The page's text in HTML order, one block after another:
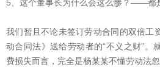
5、这个董事长为什么会这么惨？——都
我们暂且不论未签订劳动合同的双倍工
动合同法》送给劳动者的“不义之财”。
费损失而言，完全是杨某某不懂劳动法